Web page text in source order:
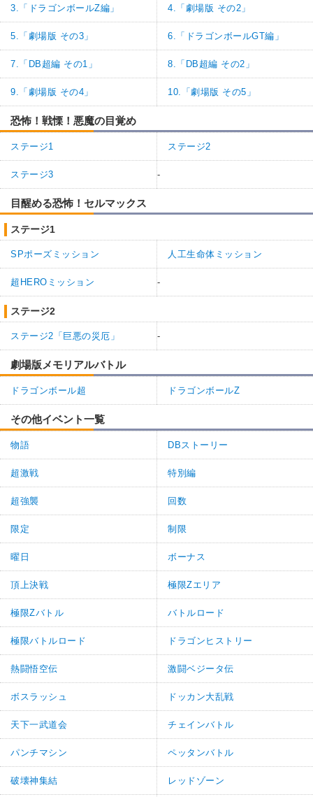
3.「ドラゴンボールZ編」 4.「劇場版 その2」
5.「劇場版 その3」 6.「ドラゴンボールGT編」
7.「DB超編 その1」 8.「DB超編 その2」
9.「劇場版 その4」 10.「劇場版 その5」
恐怖！戦慄！悪魔の目覚め
ステージ1 ステージ2
ステージ3 -
目醒める恐怖！セルマックス
ステージ1
SPポーズミッション 人工生命体ミッション
超HEROミッション -
ステージ2
ステージ2「巨悪の災厄」 -
劇場版メモリアルバトル
ドラゴンボール超 ドラゴンボールZ
その他イベント一覧
物語 DBストーリー
超激戦 特別編
超強襲 回数
限定 制限
曜日 ボーナス
頂上決戦 極限Zエリア
極限Zバトル バトルロード
極限バトルロード ドラゴンヒストリー
熱闘悟空伝 激闘ベジータ伝
ボスラッシュ ドッカン大乱戦
天下一武道会 チェインバトル
パンチマシン ペッタンバトル
破壊神集結 レッドゾーン